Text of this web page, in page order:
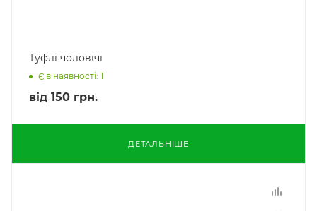
Туфлі чоловічі
Є в наявності: 1
від 150 грн.
ДЕТАЛЬНІШЕ